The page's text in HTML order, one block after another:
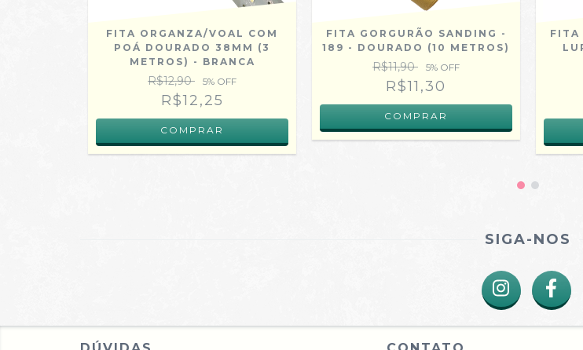
FITA ORGANZA/VOAL COM
POÁ DOURADO 38MM (3
METROS) - BRANCA
R$12,90 5% OFF
R$12,25
FITA GORGURÃO SANDING -
189 - DOURADO (10 METROS)
R$11,90 5% OFF
R$11,30
COMPRAR
FITA
SIGA-NOS